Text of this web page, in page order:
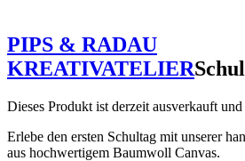
PIPS & RADAU
KREATIVATELIER
Dieses Produkt ist derzeit ausverkauft
Erlebe den ersten Schultag mit unserer
aus hochwertigem Baumwoll Canvas.